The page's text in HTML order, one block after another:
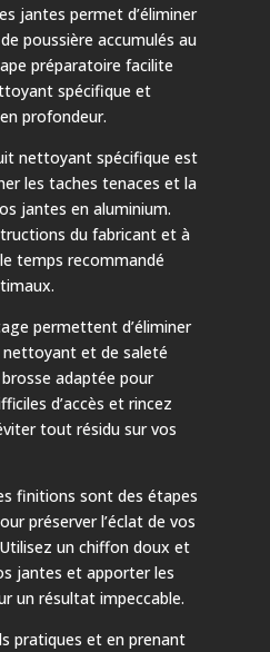
jantes permet d’éliminer
poussière accumulés au
préparatoire facilite
spécifique et
profondeur.
nettoyant spécifique est
les taches tenaces et la
jantes en aluminium.
du fabricant et à
temps recommandé
permettent d’éliminer
nettoyant et de saleté
adaptée pour
d’accès et rincez
tout résidu sur vos
finitions sont des étapes
préserver l’éclat de vos
un chiffon doux et
jantes et apporter les
un résultat impeccable.
pratiques et en prenant